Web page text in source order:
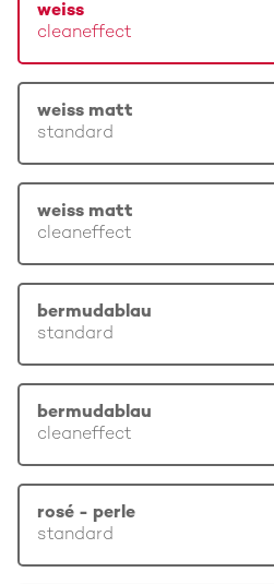
weiss
cleaneffect
weiss matt
standard
weiss matt
cleaneffect
bermudablau
standard
bermudablau
cleaneffect
rosé - perle
standard